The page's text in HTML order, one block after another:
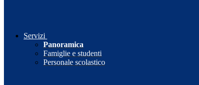
Servizi
Panoramica
Famiglie e studenti
Personale scolastico